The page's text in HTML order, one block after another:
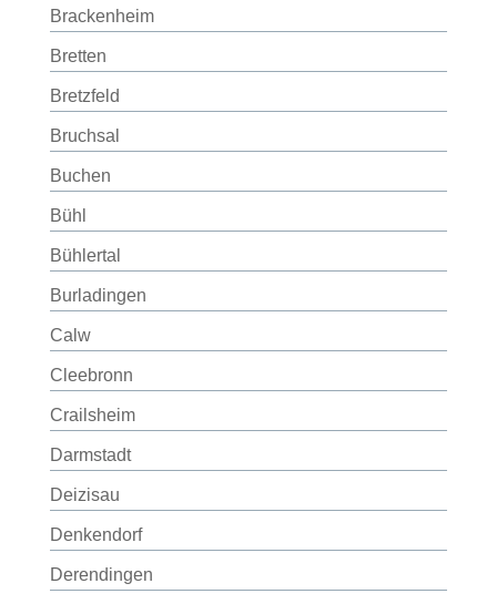
Brackenheim
Bretten
Bretzfeld
Bruchsal
Buchen
Bühl
Bühlertal
Burladingen
Calw
Cleebronn
Crailsheim
Darmstadt
Deizisau
Denkendorf
Derendingen